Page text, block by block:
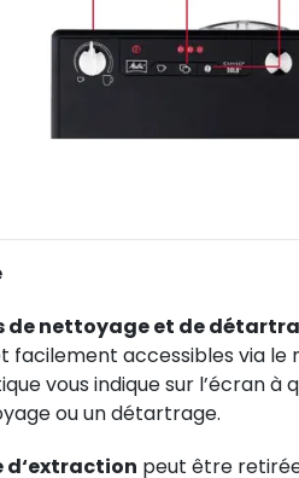
de nettoyage et de
facilement accessibles via le
vous indique sur l’écran à
ou un détartrage.
d‘extraction peut être